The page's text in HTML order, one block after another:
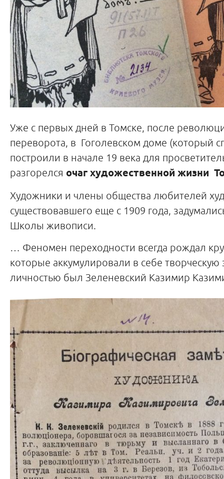
Уже с первых дней в Томске, после
переворота, в Гоголевском доме (который
построили в начале 19 века для
разгорелся очаг художественной жизни
Художники и члены общества любителей
существовавшего еще с 1909 года,
Школы живописи.
… Феномен переходности всегда рождал
которые аккумулировали в себе
личностью был Зеленевский Казимир